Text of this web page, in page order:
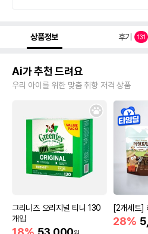
상품정보 후기 131
Ai가 추천 드려요
우리 아이를 위한 맞춤 취향 저격 상품
그리니즈 오리지널 티니 130
개입
[2개세트]
28%